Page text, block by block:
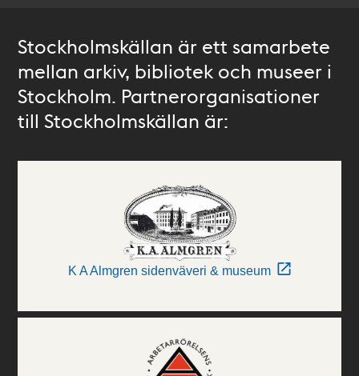
Stockholmskällan är ett samarbete
mellan arkiv, bibliotek och museer i
Stockholm. Partnerorganisationer
till Stockholmskällan är:
K A Almgren sidenväveri & museum